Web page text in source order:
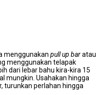
menggunakan pull up baratau
menggunakan telapak
dari lebar bahu kira-kira 15
mungkin. Usahakan hingga
turunkan perlahan hingga